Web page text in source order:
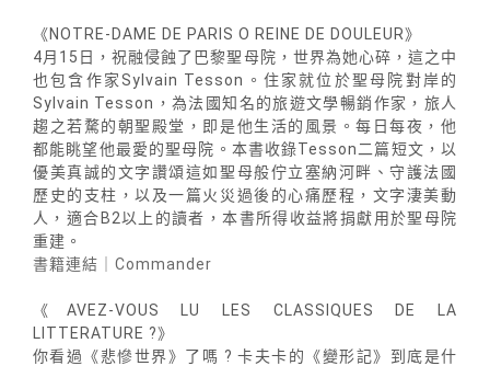
《NOTRE-DAME DE PARIS O REINE DE DOULEUR》
4月15日，祝融侵蝕了巴黎聖母院，世界為她心碎，這之中
也包含作家Sylvain Tesson。住家就位於聖母院對岸的
Sylvain Tesson，為法國知名的旅遊文學暢銷作家，旅人
趨之若騖的朝聖殿堂，即是他生活的風景。每日每夜，他
都能眺望他最愛的聖母院。本書收錄Tesson二篇短文，以
優美真誠的文字讚頌這如聖母般佇立塞納河畔、守護法國
歷史的支柱，以及一篇火災過後的心痛歷程，文字淒美動
人，適合B2以上的讀者，本書所得收益將捐獻用於聖母院
重建。
書籍連結｜Commander
《AVEZ-VOUS LU LES CLASSIQUES DE LA
LITTERATURE ?》
你看過《悲慘世界》了嗎 ? 卡夫卡的《變形記》到底是什